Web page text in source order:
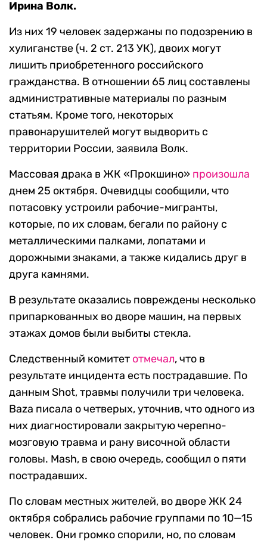
Ирина Волк.
Из них 19 человек задержаны по подозрению в
хулиганстве (ч. 2 ст. 213 УК), двоих могут
лишить приобретенного российского
гражданства. В отношении 65 лиц составлены
административные материалы по разным
статьям. Кроме того, некоторых
правонарушителей могут выдворить с
территории России, заявила Волк.
Массовая драка в ЖК «Прокшино» произошла
днем 25 октября. Очевидцы сообщили, что
потасовку устроили рабочие-мигранты,
которые, по их словам, бегали по району с
металлическими палками, лопатами и
дорожными знаками, а также кидались друг в
друга камнями.
В результате оказались повреждены несколько
припаркованных во дворе машин, на первых
этажах домов были выбиты стекла.
Следственный комитет отмечал, что в
результате инцидента есть пострадавшие. По
данным Shot, травмы получили три человека.
Baza писала о четверых, уточнив, что одного из
них диагностировали закрытую черепно-
мозговую травма и рану височной области
головы. Mash, в свою очередь, сообщил о пяти
пострадавших.
По словам местных жителей, во дворе ЖК 24
октября собрались рабочие группами по 10—15
человек. Они громко спорили, но, по словам